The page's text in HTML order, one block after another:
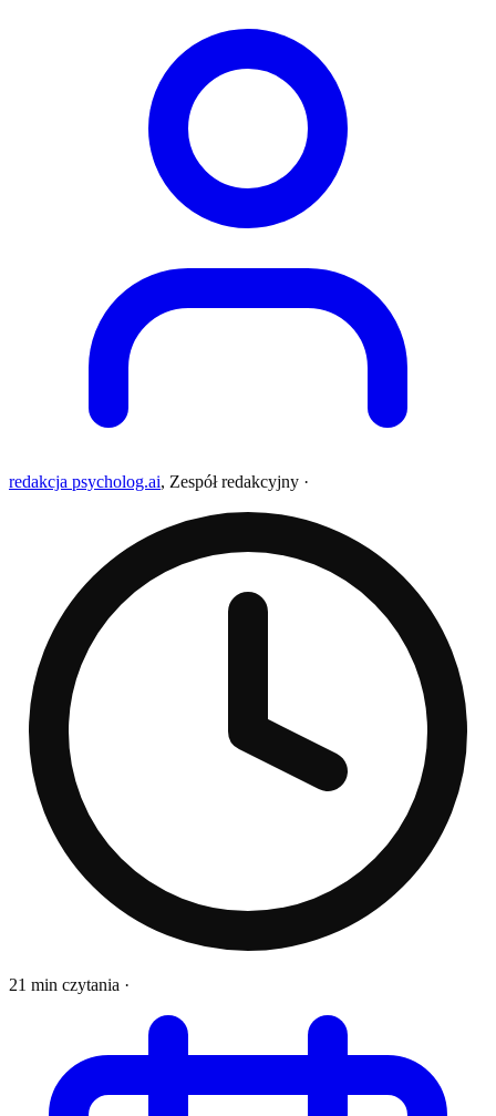
redakcja psycholog.ai, Zespół redakcyjny ·
21 min czytania ·